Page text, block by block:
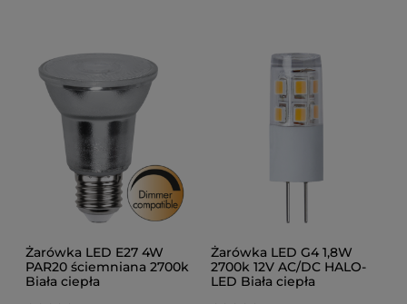
Żarówka LED E27 4W
PAR20 ściemniana 2700k
Biała ciepła
Żarówka LED G4 1,8W
2700k 12V AC/DC HALO-
LED Biała ciepła